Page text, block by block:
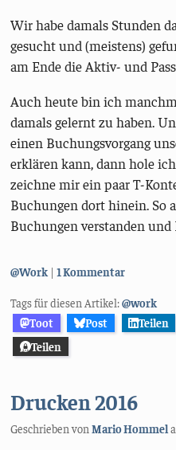
Wir habe damals Stunden
gesucht und (meistens)
am Ende die Aktiv- und
Auch heute bin ich
damals gelernt zu haben.
einen Buchungsvorgang
erklären kann, dann hole
zeichne mir ein paar T-
Buchungen dort hinein. So
Buchungen verstanden und
Kategorien:
@Work 1 Kommentar
Tags für diesen Artikel:@work
Toot
Post Teilen
Teilen
Drucken 2016
Geschrieben vonMario Hommel